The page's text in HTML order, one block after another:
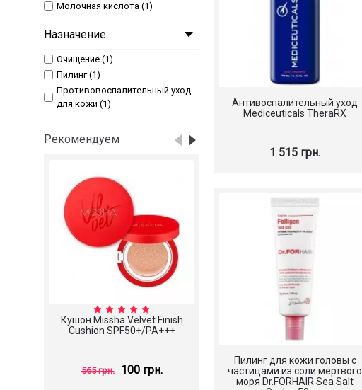
Молочная кислота (1)
Назначение
Очищение (1)
Пилинг (1)
Противовоспалительный уход
для кожи (1)
Рекомендуем
Кушон Missha Velvet Finish
Cushion SPF50+/PA+++
565 грн. 100 грн.
Слабокислотный лосьон
Scinic The Simple Daily Lotion
790 грн.
Антивоспалительный уход
Mediceuticals TheraRX
1 515 грн.
Пилинг для кожи головы с
частицами из соли мертвого
моря Dr.FORHAIR Sea Salt